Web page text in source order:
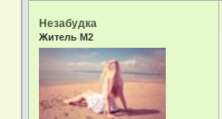
Незабудка
Житель М2